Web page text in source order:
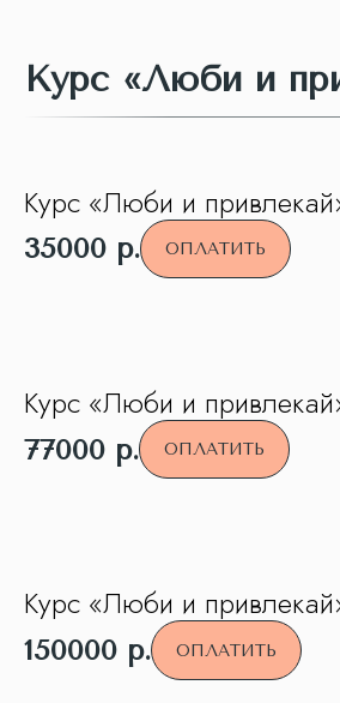
Курс «Люби и
Курс «Люби и
35000 р. ОПЛАТИТЬ
Курс «Люби и
77000 р. ОПЛАТИТЬ
Курс «Люби и
150000 р. ОПЛАТИТЬ